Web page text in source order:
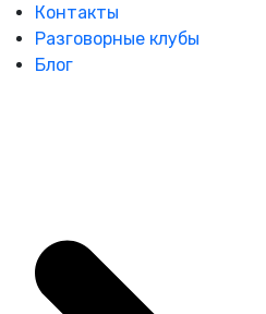
Контакты
Разговорные клубы
Блог